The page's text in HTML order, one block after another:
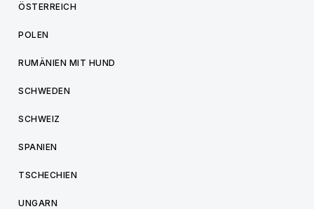
ÖSTERREICH
POLEN
RUMÄNIEN MIT HUND
SCHWEDEN
SCHWEIZ
SPANIEN
TSCHECHIEN
UNGARN